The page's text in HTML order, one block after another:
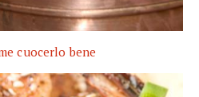
cuocerlo bene